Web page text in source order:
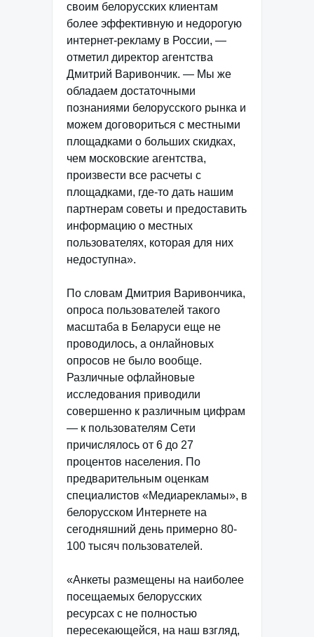
своим белорусских клиентам
более эффективную и недорогую
интернет-рекламу в России, —
отметил директор агентства
Дмитрий Варивончик. — Мы же
обладаем достаточными
познаниями белорусского рынка и
можем договориться с местными
площадками о больших скидках,
чем московские агентства,
произвести все расчеты с
площадками, где-то дать нашим
партнерам советы и предоставить
информацию о местных
пользователях, которая для них
недоступна».
По словам Дмитрия Варивончика,
опроса пользователей такого
масштаба в Беларуси еще не
проводилось, а онлайновых
опросов не было вообще.
Различные офлайновые
исследования приводили
совершенно к различным цифрам
— к пользователям Сети
причислялось от 6 до 27
процентов населения. По
предварительным оценкам
специалистов «Медиарекламы», в
белорусском Интернете на
сегодняшний день примерно 80-
100 тысяч пользователей.
«Анкеты размещены на наиболее
посещаемых белорусских
ресурсах с не полностью
пересекающейся, на наш взгляд,